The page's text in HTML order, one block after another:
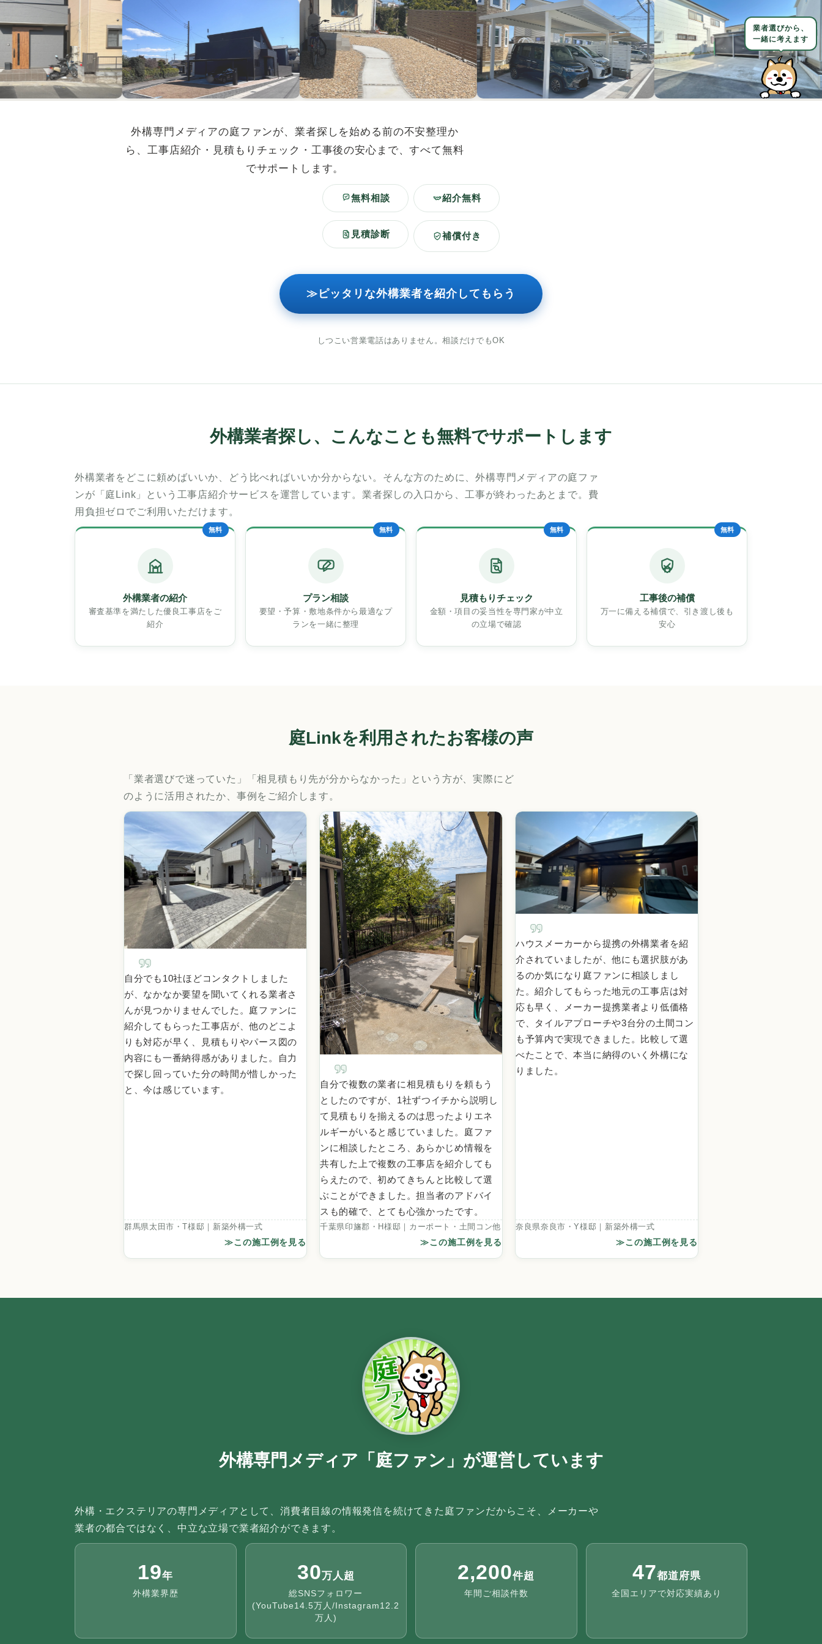
業者選びから、
一緒に考えます
外構専門メディアの庭ファンが、業者探しを始める前の不安整理か
ら、工事店紹介・見積もりチェック・工事後の安心まで、すべて無料
でサポートします。
無料相談 紹介無料
見積診断 補償付き
≫ピッタリな外構業者を紹介してもらう
しつこい営業電話はありません。相談だけでもOK
外構業者探し、こんなことも無料でサポートします
外構業者をどこに頼めばいいか、どう比べればいいか分からない。そんな方のために、外構専門メディアの庭ファ
ンが「庭Link」という工事店紹介サービスを運営しています。業者探しの入口から、工事が終わったあとまで。費
用負担ゼロでご利用いただけます。
無料
外構業者の紹介
審査基準を満たした優良工事店をご
紹介
無料
プラン相談
要望・予算・敷地条件から最適なプ
ランを一緒に整理
無料
見積もりチェック
金額・項目の妥当性を専門家が中立
の立場で確認
無料
工事後の補償
万一に備える補償で、引き渡し後も
安心
庭Linkを利用されたお客様の声
「業者選びで迷っていた」「相見積もり先が分からなかった」という方が、実際にど
のように活用されたか、事例をご紹介します。
自分でも10社ほどコンタクトしました
が、なかなか要望を聞いてくれる業者さ
んが見つかりませんでした。庭ファンに
紹介してもらった工事店が、他のどこよ
りも対応が早く、見積もりやパース図の
内容にも一番納得感がありました。自力
で探し回っていた分の時間が惜しかった
と、今は感じています。
群馬県太田市・T様邸｜新築外構一式
≫この施工例を見る
自分で複数の業者に相見積もりを頼もう
としたのですが、1社ずつイチから説明し
て見積もりを揃えるのは思ったよりエネ
ルギーがいると感じていました。庭ファ
ンに相談したところ、あらかじめ情報を
共有した上で複数の工事店を紹介しても
らえたので、初めてきちんと比較して選
ぶことができました。担当者のアドバイ
スも的確で、とても心強かったです。
千葉県印旛郡・H様邸｜カーポート・土間コン他
≫この施工例を見る
ハウスメーカーから提携の外構業者を紹
介されていましたが、他にも選択肢があ
るのか気になり庭ファンに相談しまし
た。紹介してもらった地元の工事店は対
応も早く、メーカー提携業者より低価格
で、タイルアプローチや3台分の土間コン
も予算内で実現できました。比較して選
べたことで、本当に納得のいく外構にな
りました。
奈良県奈良市・Y様邸｜新築外構一式
≫この施工例を見る
外構専門メディア「庭ファン」が運営しています
外構・エクステリアの専門メディアとして、消費者目線の情報発信を続けてきた庭ファンだからこそ、メーカーや
業者の都合ではなく、中立な立場で業者紹介ができます。
19年
外構業界歴
30万人超
総SNSフォロワー
(YouTube14.5万人/Instagram12.2
万人)
2,200件超
年間ご相談件数
47都道府県
全国エリアで対応実績あり